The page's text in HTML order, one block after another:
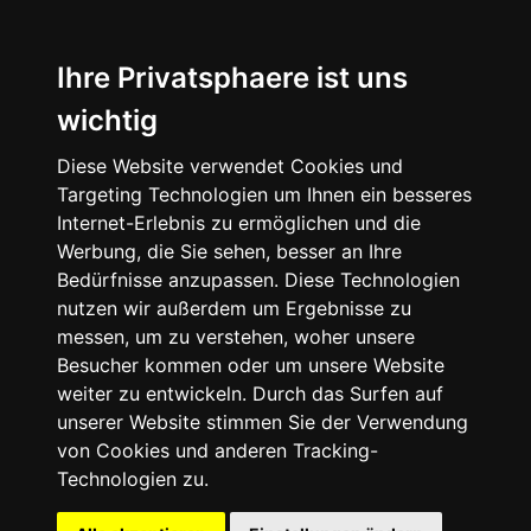
Ihre Privatsphaere ist uns
wichtig
Diese Website verwendet Cookies und
Targeting Technologien um Ihnen ein besseres
Internet-Erlebnis zu ermöglichen und die
Werbung, die Sie sehen, besser an Ihre
Bedürfnisse anzupassen. Diese Technologien
nutzen wir außerdem um Ergebnisse zu
messen, um zu verstehen, woher unsere
Besucher kommen oder um unsere Website
weiter zu entwickeln. Durch das Surfen auf
unserer Website stimmen Sie der Verwendung
von Cookies und anderen Tracking-
Technologien zu.
Startseite
Anhänger
Camping-Koffer Ausbauten
Anhänger nach Gewicht
Anhänger nach Hersteller
Sonderausbauten